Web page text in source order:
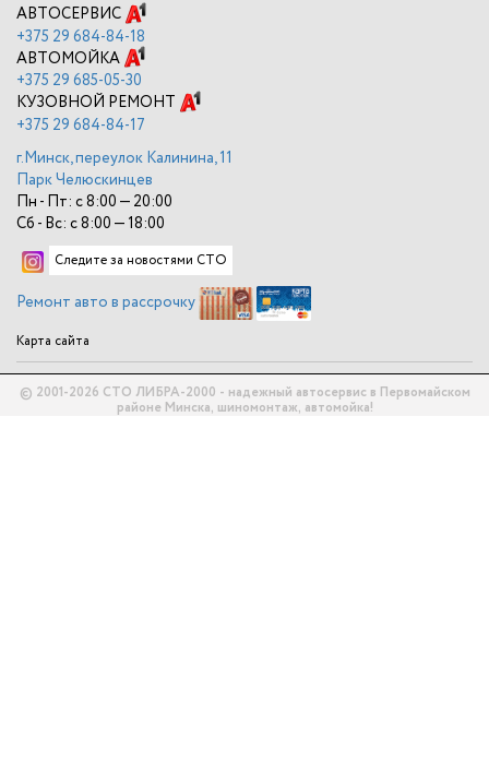
АВТОСЕРВИС
+375 29 684-84-18
АВТОМОЙКА
+375 29 685-05-30
КУЗОВНОЙ РЕМОНТ
+375 29 684-84-17
г.Минск, переулок Калинина, 11
Парк Челюскинцев
Пн - Пт: с 8:00 — 20:00
Сб - Вс: с 8:00 — 18:00
Следите за новостями СТО
Ремонт авто в рассрочку
Карта сайта
© 2001-2026 СТО ЛИБРА-2000 - надежный автосервис в Первомайском
районе Минска, шиномонтаж, автомойка!